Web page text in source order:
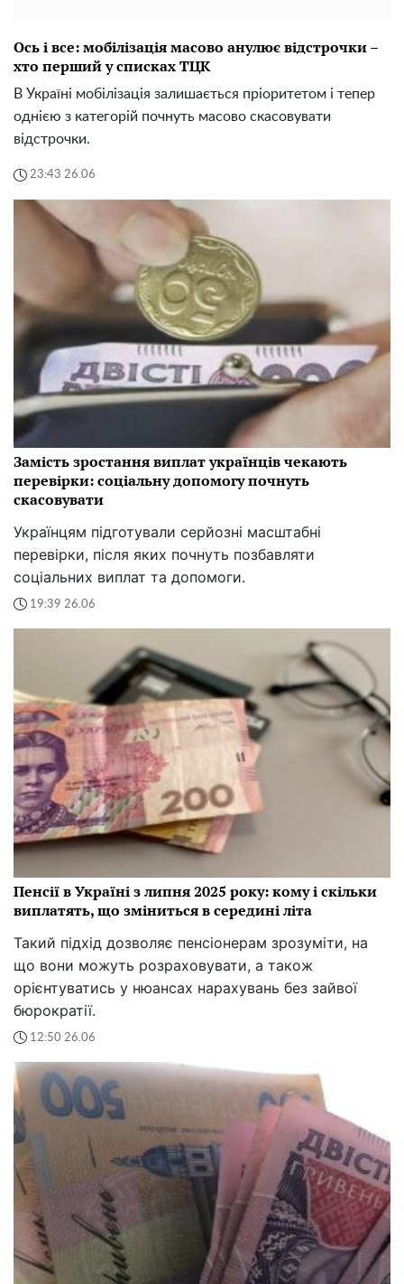
Ось і все: мобілізація масово анулює відстрочки –
хто перший у списках ТЦК
В Україні мобілізація залишається пріоритетом і тепер
однією з категорій почнуть масово скасовувати
відстрочки.
23:43 26.06
Замість зростання виплат українців чекають
перевірки: соціальну допомогу почнуть
скасовувати
Українцям підготували серйозні масштабні
перевірки, після яких почнуть позбавляти
соціальних виплат та допомоги.
19:39 26.06
Пенсії в Україні з липня 2025 року: кому і скільки
виплатять, що зміниться в середині літа
Такий підхід дозволяє пенсіонерам зрозуміти, на
що вони можуть розраховувати, а також
орієнтуватись у нюансах нарахувань без зайвої
бюрократії.
12:50 26.06